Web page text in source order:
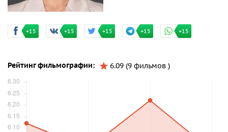
+15 +15 +15 +15 +15
Рейтинг фильмографии: 6.09 (9 фильмов )